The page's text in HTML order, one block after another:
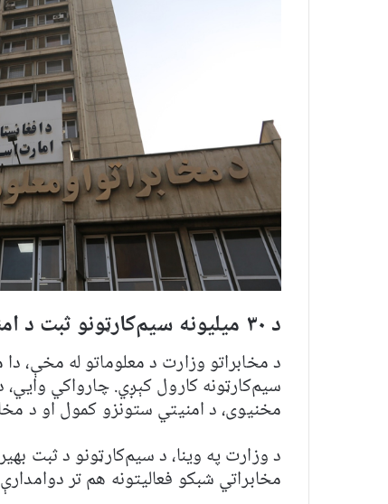
د ۳۰ میلیونه سیم‌کارټونو ثبت د امنیتي او تخنیکي موخو لپاره مهم بلل کېږي
د مخابراتو وزارت د معلوماتو له مخې، دا
مخنیوی، د امنیتي ستونزو کمول او د
د وزارت په وینا، د سیم‌کارټونو د ثبت
مخابراتي شبکو فعالیتونه هم تر